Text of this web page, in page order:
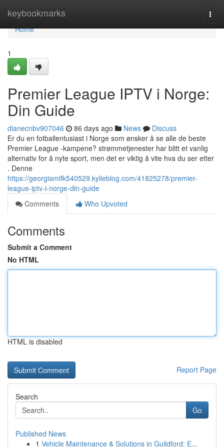
keybookmarks
Home
Home
1
Premier League IPTV i Norge:
Din Guide
dianecnbv907046 86 days ago News
Discuss
Er du en fotballentusiast i Norge som ønsker å se alle de beste
Premier League -kampene? strømmetjenester har blitt et vanlig
alternativ for å nyte sport, men det er viktig å vite hva du ser etter
. Denne
https://georgiamifk540529.kylieblog.com/41825278/premier-
league-iptv-i-norge-din-guide
Comments
Who Upvoted
Comments
Submit a Comment
No HTML
HTML is disabled
Report Page
Search
Go
Published News
1 Vehicle Maintenance & Solutions in Guildford: E...